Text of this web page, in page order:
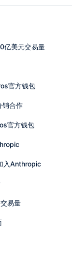
亿美元交易量
官方钱包
销合作
官方钱包
入Anthropic
易量